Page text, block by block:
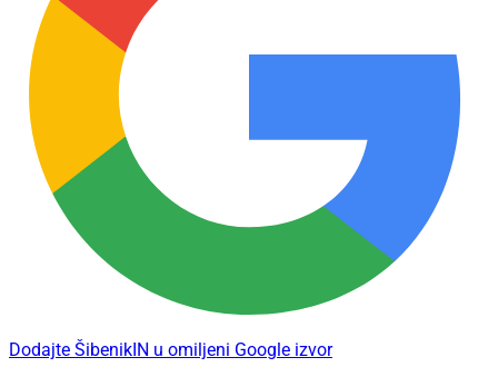
Dodajte ŠibenikIN u omiljeni Google izvor